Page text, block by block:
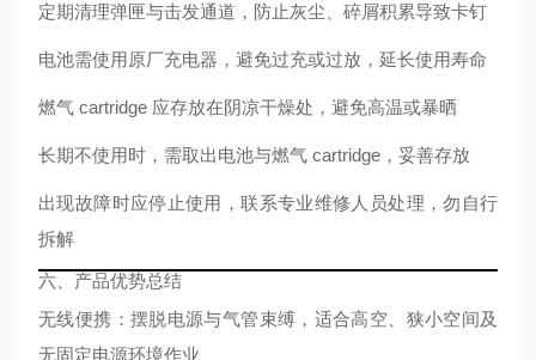
定期清理弹匣与击发通道，防止灰尘、碎屑积累导致卡钉
电池需使用原厂充电器，避免过充或过放，延长使用寿命
燃气 cartridge 应存放在阴凉干燥处，避免高温或暴晒
长期不使用时，需取出电池与燃气 cartridge，妥善存放
出现故障时应停止使用，联系专业维修人员处理，勿自行
拆解
六、产品优势总结
无线便携 ：摆脱电源与气管束缚，适合高空、狭小空间及
无固定电源环境作业